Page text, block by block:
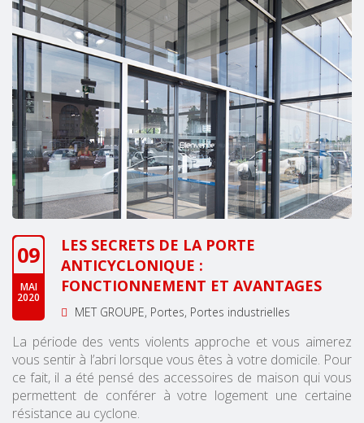
09
MAI
2020
LES SECRETS DE LA PORTE
ANTICYCLONIQUE :
FONCTIONNEMENT ET AVANTAGES
MET GROUPE Portes Portes industrielles
La période des vents violents approche et vous aimerez
vous sentir à l’abri lorsque vous êtes à votre domicile. Pour
ce fait, il a été pensé des accessoires de maison qui vous
permettent de conférer à votre logement une certaine
résistance au cyclone.